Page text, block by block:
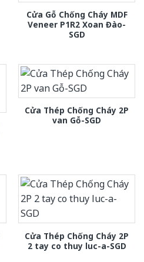
Cửa Gỗ Chống Cháy MDF
Veneer P1R2 Xoan Đào-
SGD
Cửa Thép Chống Cháy 2P
van Gỗ-SGD
Cửa Thép Chống Cháy 2P
2 tay co thuy luc-a-SGD